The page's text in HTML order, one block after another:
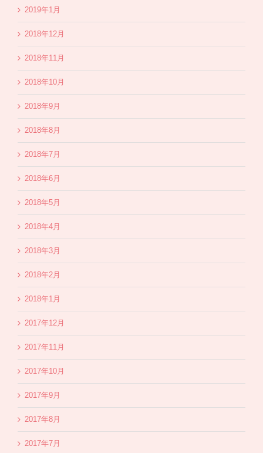
2019年1月
2018年12月
2018年11月
2018年10月
2018年9月
2018年8月
2018年7月
2018年6月
2018年5月
2018年4月
2018年3月
2018年2月
2018年1月
2017年12月
2017年11月
2017年10月
2017年9月
2017年8月
2017年7月